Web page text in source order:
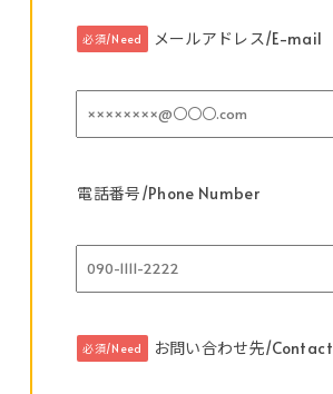
必須/Need メールアドレス/E-mail
電話番号/Phone Number
必須/Need お問い合わせ先/Contact